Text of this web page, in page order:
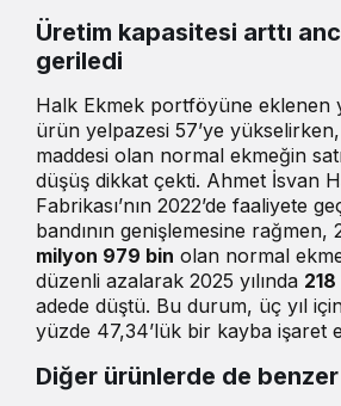
Üretim kapasitesi arttı
geriledi
Halk Ekmek portföyüne eklenen
ürün yelpazesi 57’ye
maddesi olan normal ekmeğin
düşüş dikkat çekti. Ahmet İsvan
Fabrikası’nın 2022’de faaliyete
bandının genişlemesine rağmen,
milyon 979 bin olan normal
düzenli azalarak 2025 yılında
adede düştü. Bu durum, üç yıl
yüzde 47,34’lük bir kayba işaret
Diğer ürünlerde de